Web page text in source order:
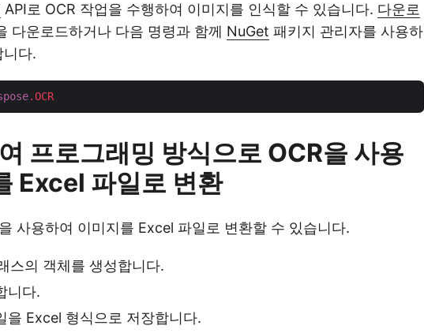
API로 OCR 작업을 수행하여 이미지를 인식할 수 있습니다. 다운로
다운로드하거나 다음 명령과 함께 NuGet 패키지 관리자를 사용하
니다.
.OCR
프로그래밍 방식으로 OCR을 사용
Excel 파일로 변환
사용하여 이미지를 Excel 파일로 변환할 수 있습니다.
스의 객체를 생성합니다.
니다.
을 Excel 형식으로 저장합니다.